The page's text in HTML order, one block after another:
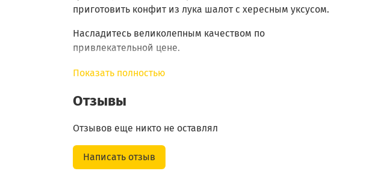
приготовить конфит из лука шалот с хересным уксусом.
Насладитесь великолепным качеством по
привлекательной цене.
Кислотность - 7%
Содержит сульфиты.
Пищевая
ценность на
жиры - 0 г;
углеводы - 0,3 г;
Показать полностью
Отзывы
Отзывов еще никто не оставлял
Написать отзыв